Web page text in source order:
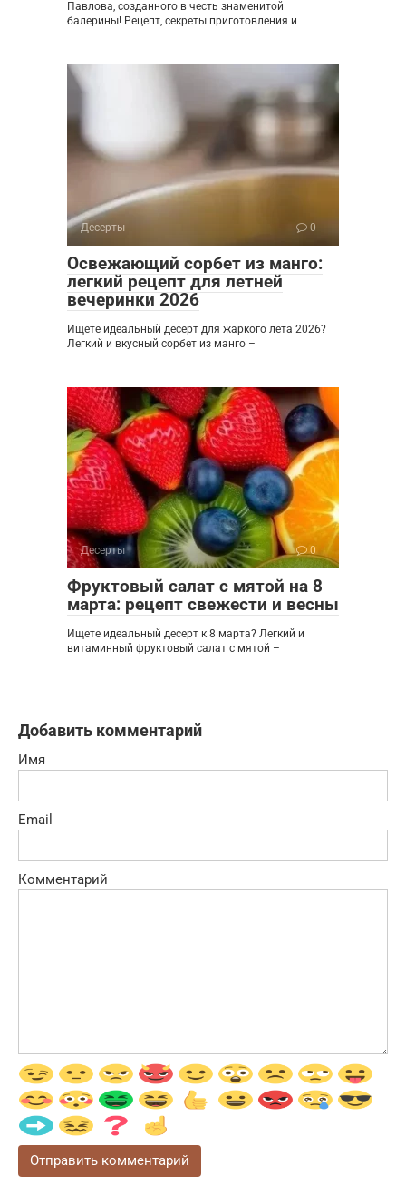
Павлова, созданного в честь знаменитой
балерины! Рецепт, секреты приготовления и
Десерты 0
Освежающий сорбет из манго:
легкий рецепт для летней
вечеринки 2026
Ищете идеальный десерт для жаркого лета 2026?
Легкий и вкусный сорбет из манго –
Десерты 0
Фруктовый салат с мятой на 8
марта: рецепт свежести и весны
Ищете идеальный десерт к 8 марта? Легкий и
витаминный фруктовый салат с мятой –
Добавить комментарий
Имя
Email
Комментарий